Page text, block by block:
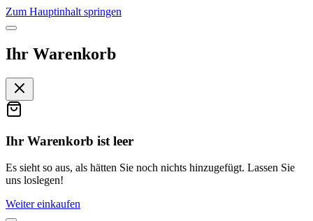
Zum Hauptinhalt springen
Ihr Warenkorb
Ihr Warenkorb ist leer
Es sieht so aus, als hätten Sie noch nichts hinzugefügt. Lassen Sie
uns loslegen!
Weiter einkaufen